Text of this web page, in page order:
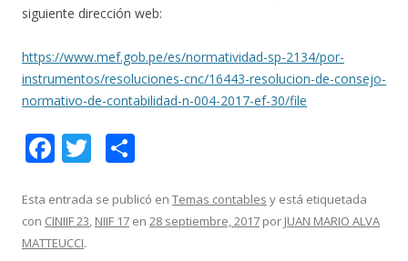
siguiente dirección web:
https://www.mef.gob.pe/es/normatividad-sp-2134/por-
instrumentos/resoluciones-cnc/16443-resolucion-de-consejo-
normativo-de-contabilidad-n-004-2017-ef-30/file
F
e
b
T
itt
er
m
p
Esta entrada se publicó en Temas contables y está etiquetada
con CINIIF 23, NIIF 17 en 28 septiembre, 2017 por JUAN MARIO ALVA
MATTEUCCI.